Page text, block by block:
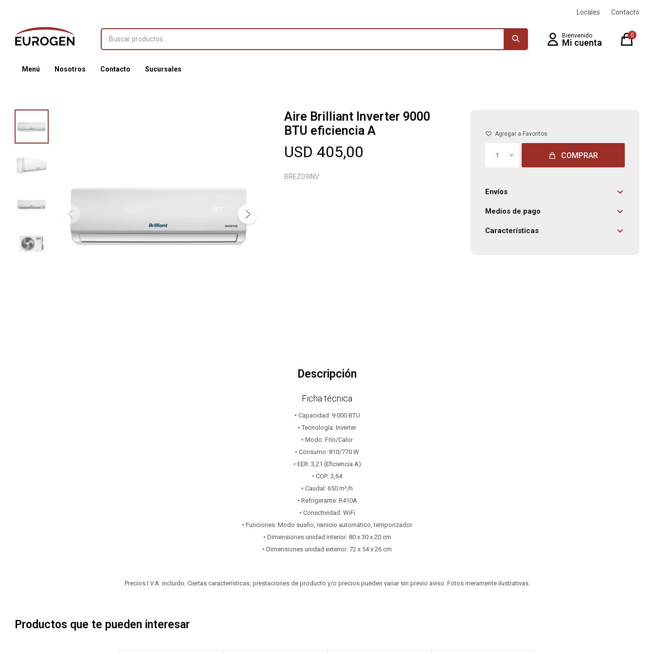
Menú Nosotros Contacto Sucursales
0
Locales Contacto
Aire Brilliant Inverter 9000
BTU eficiencia A
USD 405,00
BREZ09INV
1 COMPRAR
Envíos
Medios de pago
Características
Descripción
Ficha técnica
• Capacidad: 9.000 BTU
• Tecnología: Inverter
• Modo: Frío/Calor
• Consumo: 810/770 W
• EER: 3,21 (Eficiencia A)
• COP: 3,64
• Caudal: 650 m³/h
• Refrigerante: R410A
• Conectividad: WiFi
• Funciones: Modo sueño, reinicio automático, temporizador
• Dimensiones unidad interior: 80 x 30 x 20 cm
• Dimensiones unidad exterior: 72 x 54 x 26 cm
Precios I.V.A. incluido. Ciertas características, prestaciones de producto y/o precios pueden variar sin previo aviso. Fotos meramente ilustrativas.
Productos que te pueden interesar